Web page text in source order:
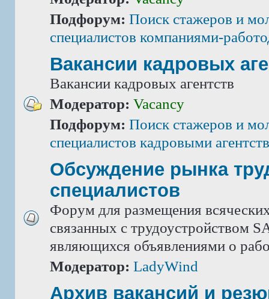
Подфорум: Поиск стажеров и
специалистов компаниями-
Вакансии кадровых
Вакансии кадровых агентств
Модератор: Vacancy
Подфорум: Поиск стажеров и
специалистов кадровыми
Обсуждение рынка
специалистов
Форум для размещения
связанных с трудоустройством
являющихся объявлениями о
Модератор: LadyWind
Архив вакансий и